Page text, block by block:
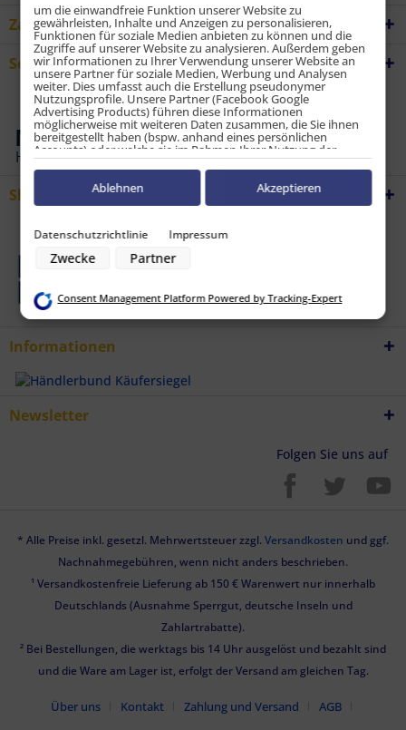
Zahlungsarten
Service Hotline
Shop Service
Informationen
Newsletter
Folgen Sie uns auf
* Alle Preise inkl. gesetzl. Mehrwertsteuer zzgl. Versandkosten und ggf.
Nachnahmegebühren, wenn nicht anders beschrieben.
¹ Versandkostenfreie Lieferung ab 150 € Warenwert nur innerhalb
Deutschlands (Ausnahme Sperrgut, deutsche Inseln und
Zahlartrabatte).
² Bei Bestellungen, die werktags bis 14 Uhr ausgelöst und bezahlt sind
und die Ware am Lager ist, erfolgt der Versand am gleichen Tag.
Über uns Kontakt Zahlung und Versand
AGB
um die einwandfreie Funktion unserer Website zu
gewährleisten, Inhalte und Anzeigen zu personalisieren,
Funktionen für soziale Medien anbieten zu können und die
Zugriffe auf unserer Website zu analysieren. Außerdem geben
wir Informationen zu Ihrer Verwendung unserer Website an
unsere Partner für soziale Medien, Werbung und Analysen
weiter. Dies umfasst auch die Erstellung pseudonymer
Nutzungsprofile. Unsere Partner (Facebook Google
Advertising Products) führen diese Informationen
möglicherweise mit weiteren Daten zusammen, die Sie ihnen
bereitgestellt haben (bspw. anhand eines persönlichen
Accounts) oder welche sie im Rahmen Ihrer Nutzung der
Dienste gesammelt haben (bspw. Nutzungsdaten anderer
Geräte). Ihre Einwilligung zur Nutzung von Cookies und Pixeln
können Sie jederzeit widerrufen, indem Sie auf den
Datenschutz-Button links unten klicken und dort die
Zwecke der Datenverarbeitung durch unsere Partner:
Speichern von oder Zugriff auf Informationen auf einem Endgerät
Verwendung von Profilen zur Auswahl personalisierter Werbung
Messung der Werbeleistung
Messung der Performance von Inhalten
Daten aus verschiedenen Quellen
Verwendung reduzierter Daten zur Auswahl von Inhalten
Besondere Features:
Endgeräteeigenschaften zur Identifikation aktiv abfragen
Datenschutzrichtlinie Impressum
Zwecke Partner
Ablehnen Akzeptieren
Consent Management Platform Powered by Tracking-Expert